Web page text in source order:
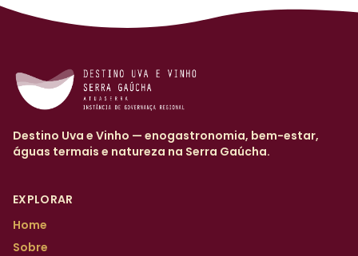
Destino Uva e Vinho — enogastronomia, bem-estar,
águas termais e natureza na Serra Gaúcha.
EXPLORAR
Home
Sobre